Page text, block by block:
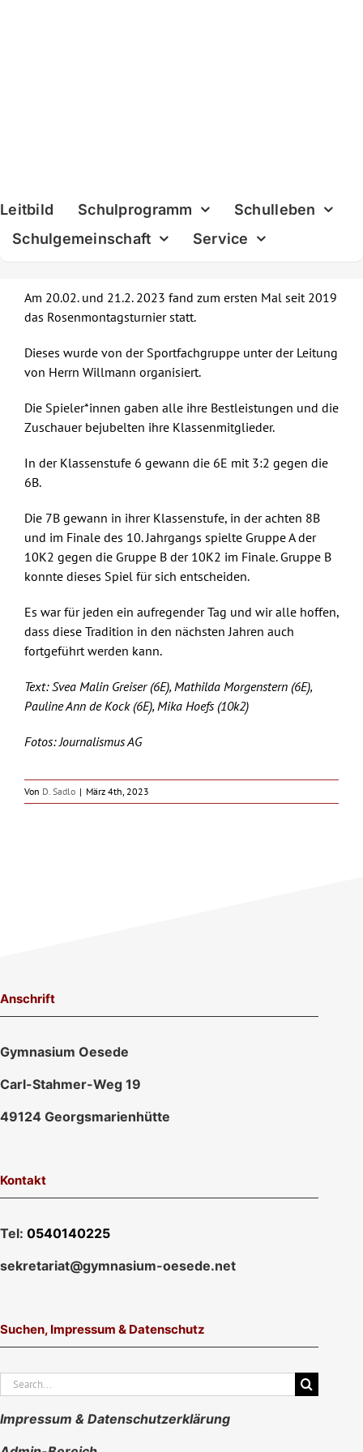
Leitbild Schulprogramm
Schulleben
Schulgemeinschaft
Service
Am 20.02. und 21.2. 2023 fand zum ersten Mal seit 2019
das Rosenmontagsturnier statt.
Dieses wurde von der Sportfachgruppe unter der Leitung
von Herrn Willmann organisiert.
Die Spieler*innen gaben alle ihre Bestleistungen und die
Zuschauer bejubelten ihre Klassenmitglieder.
In der Klassenstufe 6 gewann die 6E mit 3:2 gegen die
6B.
Die 7B gewann in ihrer Klassenstufe, in der achten 8B
und im Finale des 10. Jahrgangs spielte Gruppe A der
10K2 gegen die Gruppe B der 10K2 im Finale. Gruppe B
konnte dieses Spiel für sich entscheiden.
Es war für jeden ein aufregender Tag und wir alle hoffen,
dass diese Tradition in den nächsten Jahren auch
fortgeführt werden kann.
Text: Svea Malin Greiser (6E), Mathilda Morgenstern (6E),
Pauline Ann de Kock (6E), Mika Hoefs (10k2)
Fotos: Journalismus AG
Von D. Sadlo | März 4th, 2023
Anschrift
Gymnasium Oesede
Carl-Stahmer-Weg 19
49124 Georgsmarienhütte
Kontakt
Tel: 0540140225
sekretariat@gymnasium-oesede.net
Suchen, Impressum & Datenschutz
Suche
nach:
Impressum & Datenschutzerklärung